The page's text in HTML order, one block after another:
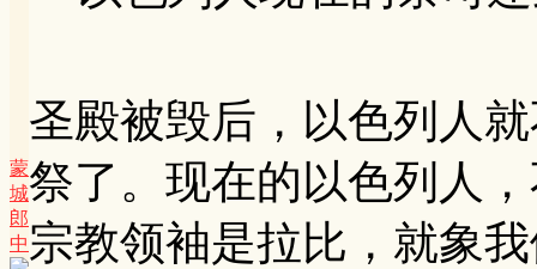
蒙
城
郎
中
圣殿被毁后，以色列人
祭了。现在的以色列人
宗教领袖是拉比，就象